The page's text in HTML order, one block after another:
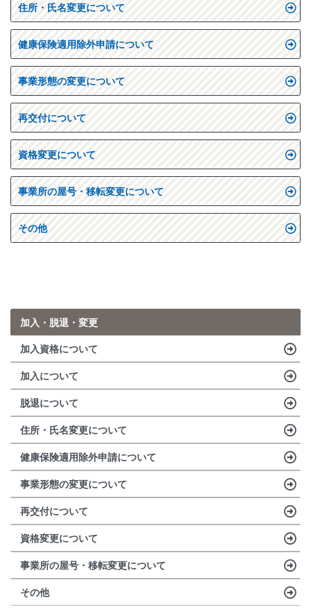
住所・氏名変更について
健康保険適用除外申請について
事業形態の変更について
再交付について
資格変更について
事業所の屋号・移転変更について
その他
加入・脱退・変更
加入資格について
加入について
脱退について
住所・氏名変更について
健康保険適用除外申請について
事業形態の変更について
再交付について
資格変更について
事業所の屋号・移転変更について
その他